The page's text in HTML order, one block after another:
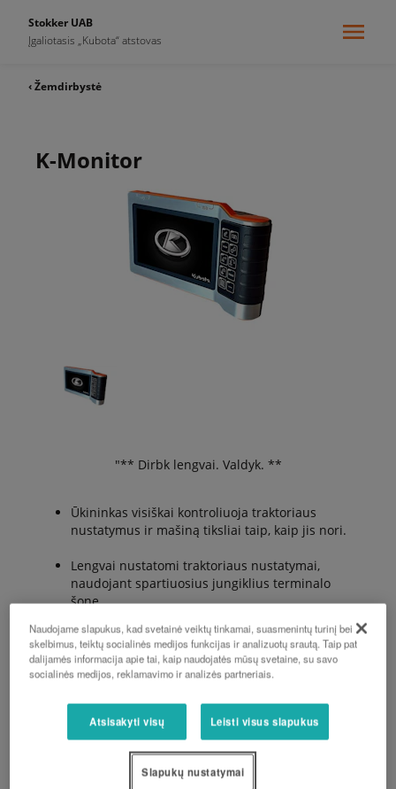
Stokker UAB
Įgaliotasis „Kubota“ atstovas
‹ Žemdirbystė
K-Monitor
"** Dirbk lengvai. Valdyk. **
Ūkininkas visiškai kontroliuoja traktoriaus
nustatymus ir mašiną tiksliai taip, kaip jis nori.
Lengvai nustatomi traktoriaus nustatymai,
naudojant spartiuosius jungiklius terminalo
šone.
Optimalus valdymas vairuojant - tereikia naudoti
sunkiuosius klavišus.
ir padargą.
“
Naudojame slapukus, kad svetainė veiktų tinkamai, suasmenintų turinį bei
skelbimus, teiktų socialinės medijos funkcijas ir analizuotų srautą. Taip pat
dalijamės informacija apie tai, kaip naudojatės mūsų svetaine, su savo
socialinės medijos, reklamavimo ir analizės partneriais.
Atsisakyti visų Leisti visus slapukus
Slapukų nustatymai